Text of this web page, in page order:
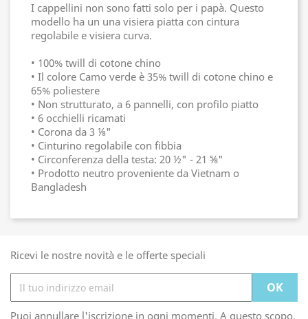
I cappellini non sono fatti solo per i papà. Questo
modello ha un una visiera piatta con cintura
regolabile e visiera curva.
• 100% twill di cotone chino
• Il colore Camo verde è 35% twill di cotone chino e
65% poliestere
• Non strutturato, a 6 pannelli, con profilo piatto
• 6 occhielli ricamati
• Corona da 3 ⅛"
• Cinturino regolabile con fibbia
• Circonferenza della testa: 20 ½" - 21 ⅝"
• Prodotto neutro proveniente da Vietnam o
Bangladesh
Ricevi le nostre novità e le offerte speciali
Puoi annullare l'iscrizione in ogni momenti. A questo scopo,